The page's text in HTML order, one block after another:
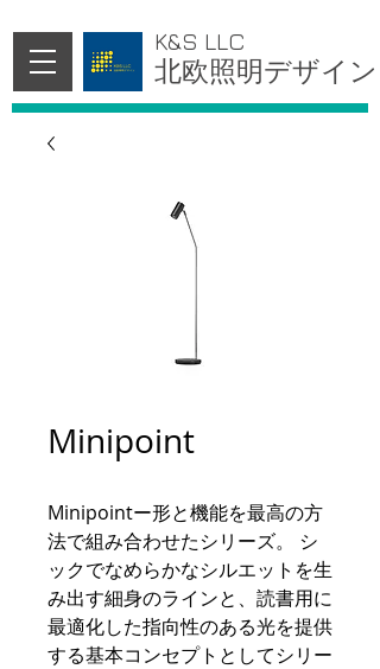
北欧照明デザイン
K&S LLC
Minipoint
Minipointー形と機能を最高の方
法で組み合わせたシリーズ。 シ
ックでなめらかなシルエットを生
み出す細身のラインと、読書用に
最適化した指向性のある光を提供
する基本コンセプトとしてシリー